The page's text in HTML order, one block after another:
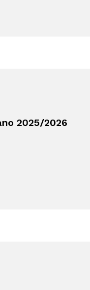
2025/2026